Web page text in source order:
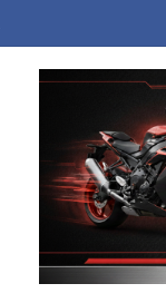
2026: Οι